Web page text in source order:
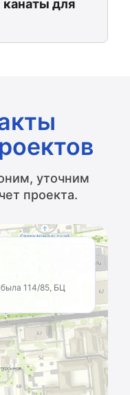
для
уточним
проекта.
114/85, БЦ